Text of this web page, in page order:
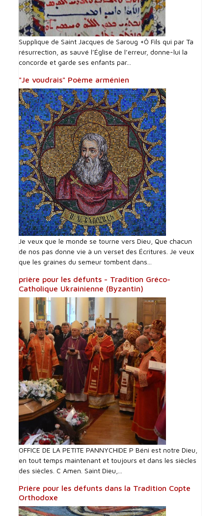
Supplique de Saint Jacques de Saroug +Ô Fils qui par Ta
résurrection, as sauvé l’Église de l’erreur, donne-lui la
concorde et garde ses enfants par...
"Je voudrais" Poème arménien
Je veux que le monde se tourne vers Dieu, Que chacun
de nos pas donne vie à un verset des Écritures. Je veux
que les graines du semeur tombent dans...
prière pour les défunts - Tradition Gréco-
Catholique Ukrainienne (Byzantin)
OFFICE DE LA PETITE PANNYCHIDE P Béni est notre Dieu,
en tout temps maintenant et toujours et dans les siècles
des siècles. C Amen. Saint Dieu,...
Prière pour les défunts dans la Tradition Copte
Orthodoxe